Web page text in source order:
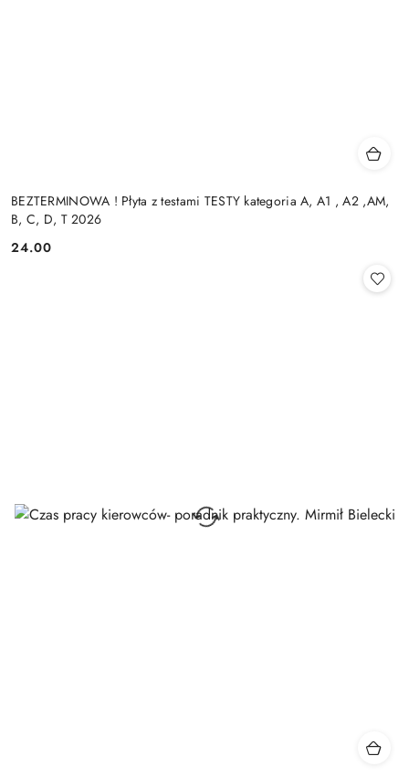
BEZTERMINOWA ! Płyta z testami TESTY kategoria A, A1 , A2 ,AM,
B, C, D, T 2026
Cena:
24.00